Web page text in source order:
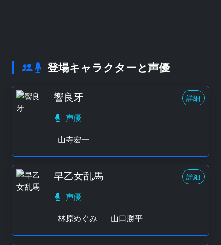
登場キャラクターと声優
響良牙 詳細
声優
山寺宏一
早乙女乱馬 詳細
声優
林原めぐみ
山口勝平